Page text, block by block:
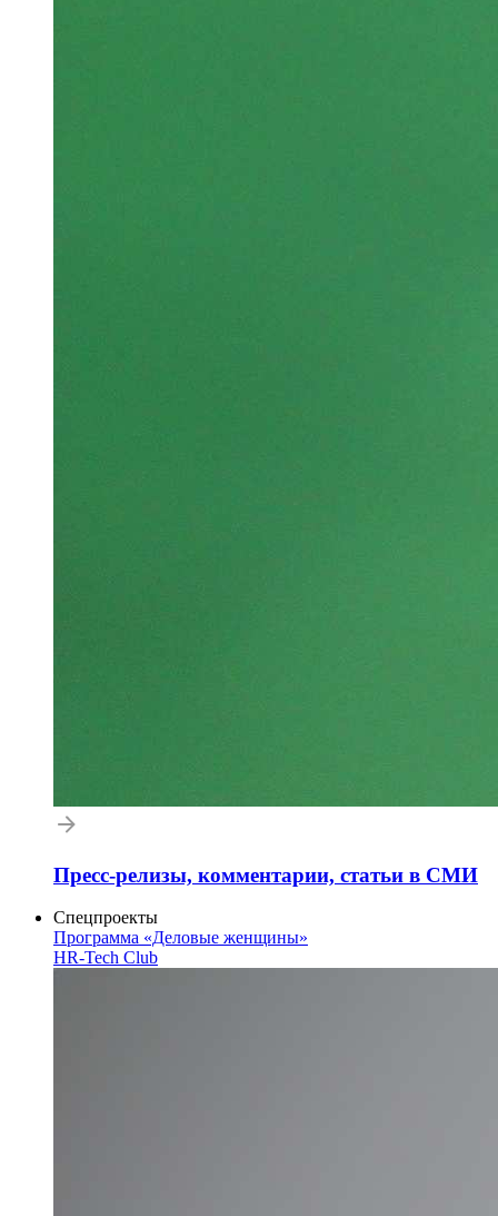
Пресс-релизы, комментарии, статьи в СМИ
Спецпроекты
Программа «Деловые женщины»
HR-Tech Club